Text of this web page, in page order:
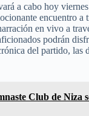
a cabo hoy
encuentro
en vivo a
podrán
del partido, las
Club de Niza